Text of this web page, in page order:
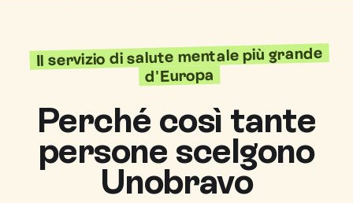
Il servizio di salute mentale più grande
d'Europa
Perché così tante
persone scelgono
Unobravo